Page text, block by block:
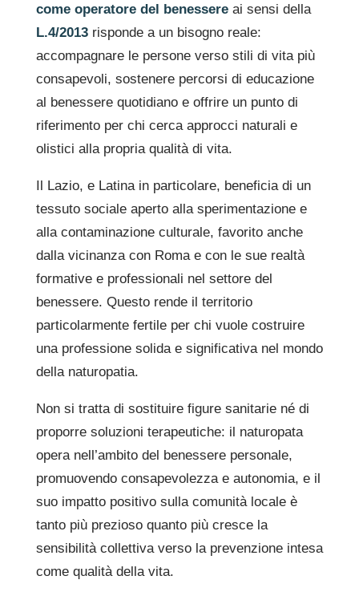
come operatore del benessere ai sensi della
L.4/2013 risponde a un bisogno reale:
accompagnare le persone verso stili di vita più
consapevoli, sostenere percorsi di educazione
al benessere quotidiano e offrire un punto di
riferimento per chi cerca approcci naturali e
olistici alla propria qualità di vita.
Il Lazio, e Latina in particolare, beneficia di un
tessuto sociale aperto alla sperimentazione e
alla contaminazione culturale, favorito anche
dalla vicinanza con Roma e con le sue realtà
formative e professionali nel settore del
benessere. Questo rende il territorio
particolarmente fertile per chi vuole costruire
una professione solida e significativa nel mondo
della naturopatia.
Non si tratta di sostituire figure sanitarie né di
proporre soluzioni terapeutiche: il naturopata
opera nell’ambito del benessere personale,
promuovendo consapevolezza e autonomia, e il
suo impatto positivo sulla comunità locale è
tanto più prezioso quanto più cresce la
sensibilità collettiva verso la prevenzione intesa
come qualità della vita.